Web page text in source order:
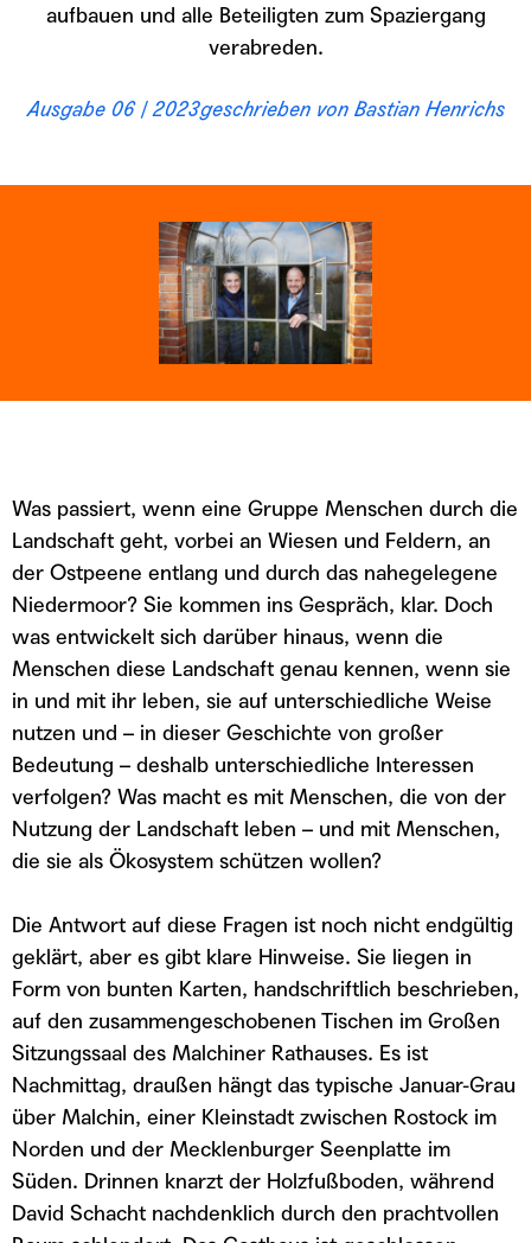
aufbauen und alle Beteiligten zum Spaziergang
verabreden.
Ausgabe 06 / 2023geschrieben von Bastian Henrichs
Was passiert, wenn eine Gruppe Menschen durch die
Landschaft geht, vorbei an Wiesen und Feldern, an
der Ostpeene entlang und durch das nahegelegene
Niedermoor? Sie kommen ins Gespräch, klar. Doch
was entwickelt sich darüber hinaus, wenn die
Menschen diese Landschaft genau kennen, wenn sie
in und mit ihr leben, sie auf unterschiedliche Weise
nutzen und – in dieser Geschichte von großer
Bedeutung – deshalb unterschiedliche Interessen
verfolgen? Was macht es mit Menschen, die von der
Nutzung der Landschaft leben – und mit Menschen,
die sie als Ökosystem schützen wollen?
Die Antwort auf diese Fragen ist noch nicht endgültig
geklärt, aber es gibt klare Hinweise. Sie liegen in
Form von bunten Karten, handschriftlich beschrieben,
auf den zusammengeschobenen Tischen im Großen
Sitzungssaal des Malchiner Rathauses. Es ist
Nachmittag, draußen hängt das typische Januar-Grau
über Malchin, einer Kleinstadt zwischen Rostock im
Norden und der Mecklenburger Seenplatte im
Süden. Drinnen knarzt der Holzfußboden, während
David Schacht nachdenklich durch den prachtvollen